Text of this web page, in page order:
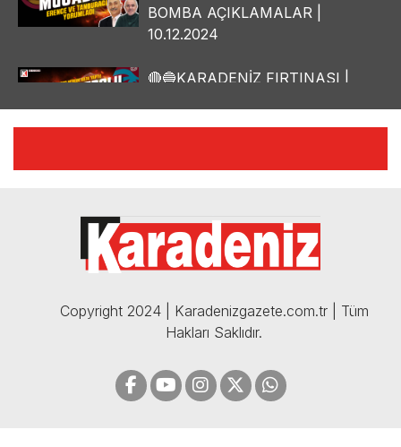
BOMBA AÇIKLAMALAR |
10.12.2024
🔴🔵KARADENİZ FIRTINASI |
🔴🔵KARADENİZ FIRTINASI |
05.12.2024
Copyright 2024 | Karadenizgazete.com.tr | Tüm
Hakları Saklıdır.